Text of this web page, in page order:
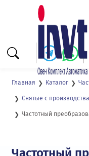
Главная Каталог
Снятые с
Частотный
Частотный